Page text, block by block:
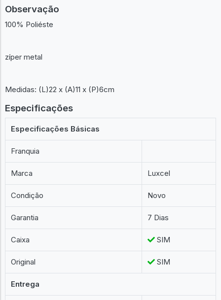
Observação
100% Poliéste
zíper metal
Medidas: (L)22 x (A)11 x (P)6cm
Especificações
Especificações Básicas
Franquia
Marca Luxcel
Condição Novo
Garantia 7 Dias
Caixa SIM
Original SIM
Entrega